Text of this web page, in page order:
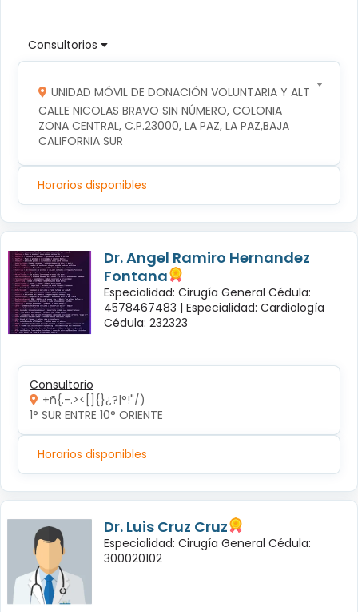
Consultorios
UNIDAD MÓVIL DE DONACIÓN VOLUNTARIA Y ALTRUISTA
CALLE NICOLAS BRAVO SIN NÚMERO, COLONIA
ZONA CENTRAL, C.P.23000, LA PAZ, LA PAZ,BAJA
CALIFORNIA SUR
Horarios disponibles
Dr. Angel Ramiro Hernandez
Fontana
Especialidad: Cirugía General Cédula:
4578467483 | Especialidad: Cardiología
Cédula: 232323
Consultorio
+ñ{.-.><[]{}¿?|°!"/)
1° SUR ENTRE 10° ORIENTE
Horarios disponibles
Dr. Luis Cruz Cruz
Especialidad: Cirugía General Cédula:
300020102